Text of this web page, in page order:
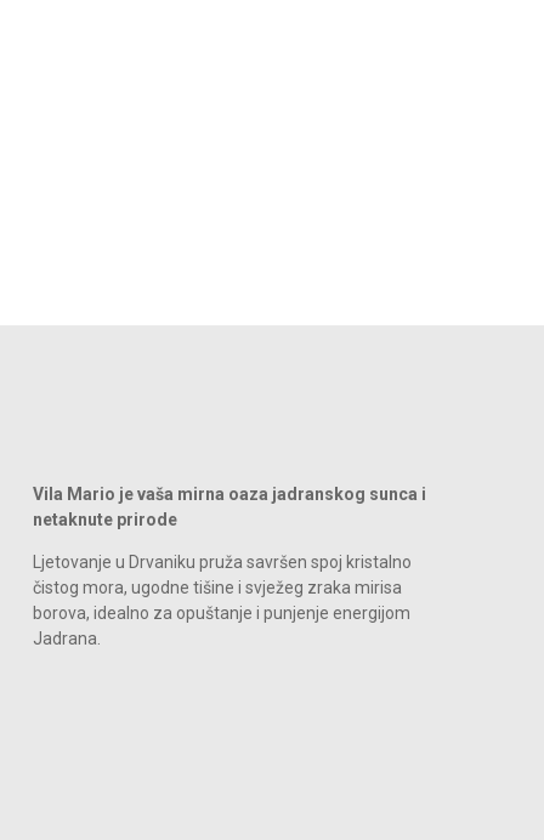
Vila Mario je vaša mirna oaza jadranskog sunca i
netaknute prirode
Ljetovanje u Drvaniku pruža savršen spoj kristalno
čistog mora, ugodne tišine i svježeg zraka mirisa
borova, idealno za opuštanje i punjenje energijom
Jadrana.